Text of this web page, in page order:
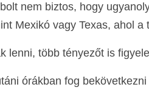
nem biztos, hogy
Mexikó vagy Texas, ahol a
lenni, több tényezőt is
órákban fog